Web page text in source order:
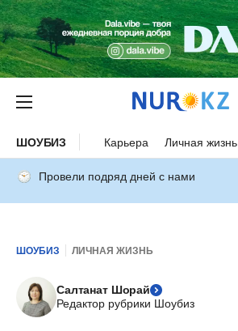
ШОУБИЗ Карьера Личная жизнь
Провели подряд дней с нами
ШОУБИЗ ЛИЧНАЯ ЖИЗНЬ
Салтанат Шорай
Редактор рубрики Шоубиз